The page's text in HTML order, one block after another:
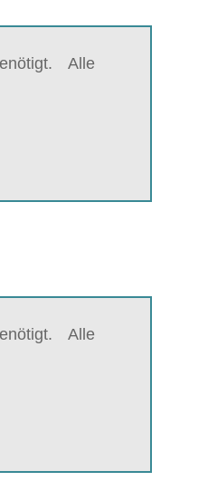
Alle
Alle